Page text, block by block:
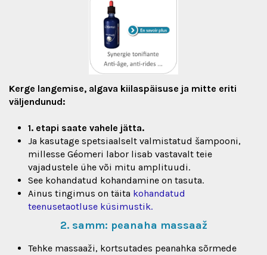
Kerge langemise, algava kiilaspäisuse ja mitte eriti
väljendunud:
1. etapi saate vahele jätta.
Ja kasutage spetsiaalselt valmistatud šampooni,
millesse Géomeri labor lisab vastavalt teie
vajadustele ühe või mitu amplituudi.
See kohandatud kohandamine on tasuta.
Ainus tingimus on täita kohandatud
teenusetaotluse küsimustik.
2. samm: peanaha massaaž
Tehke massaaži, kortsutades peanahka sõrmede